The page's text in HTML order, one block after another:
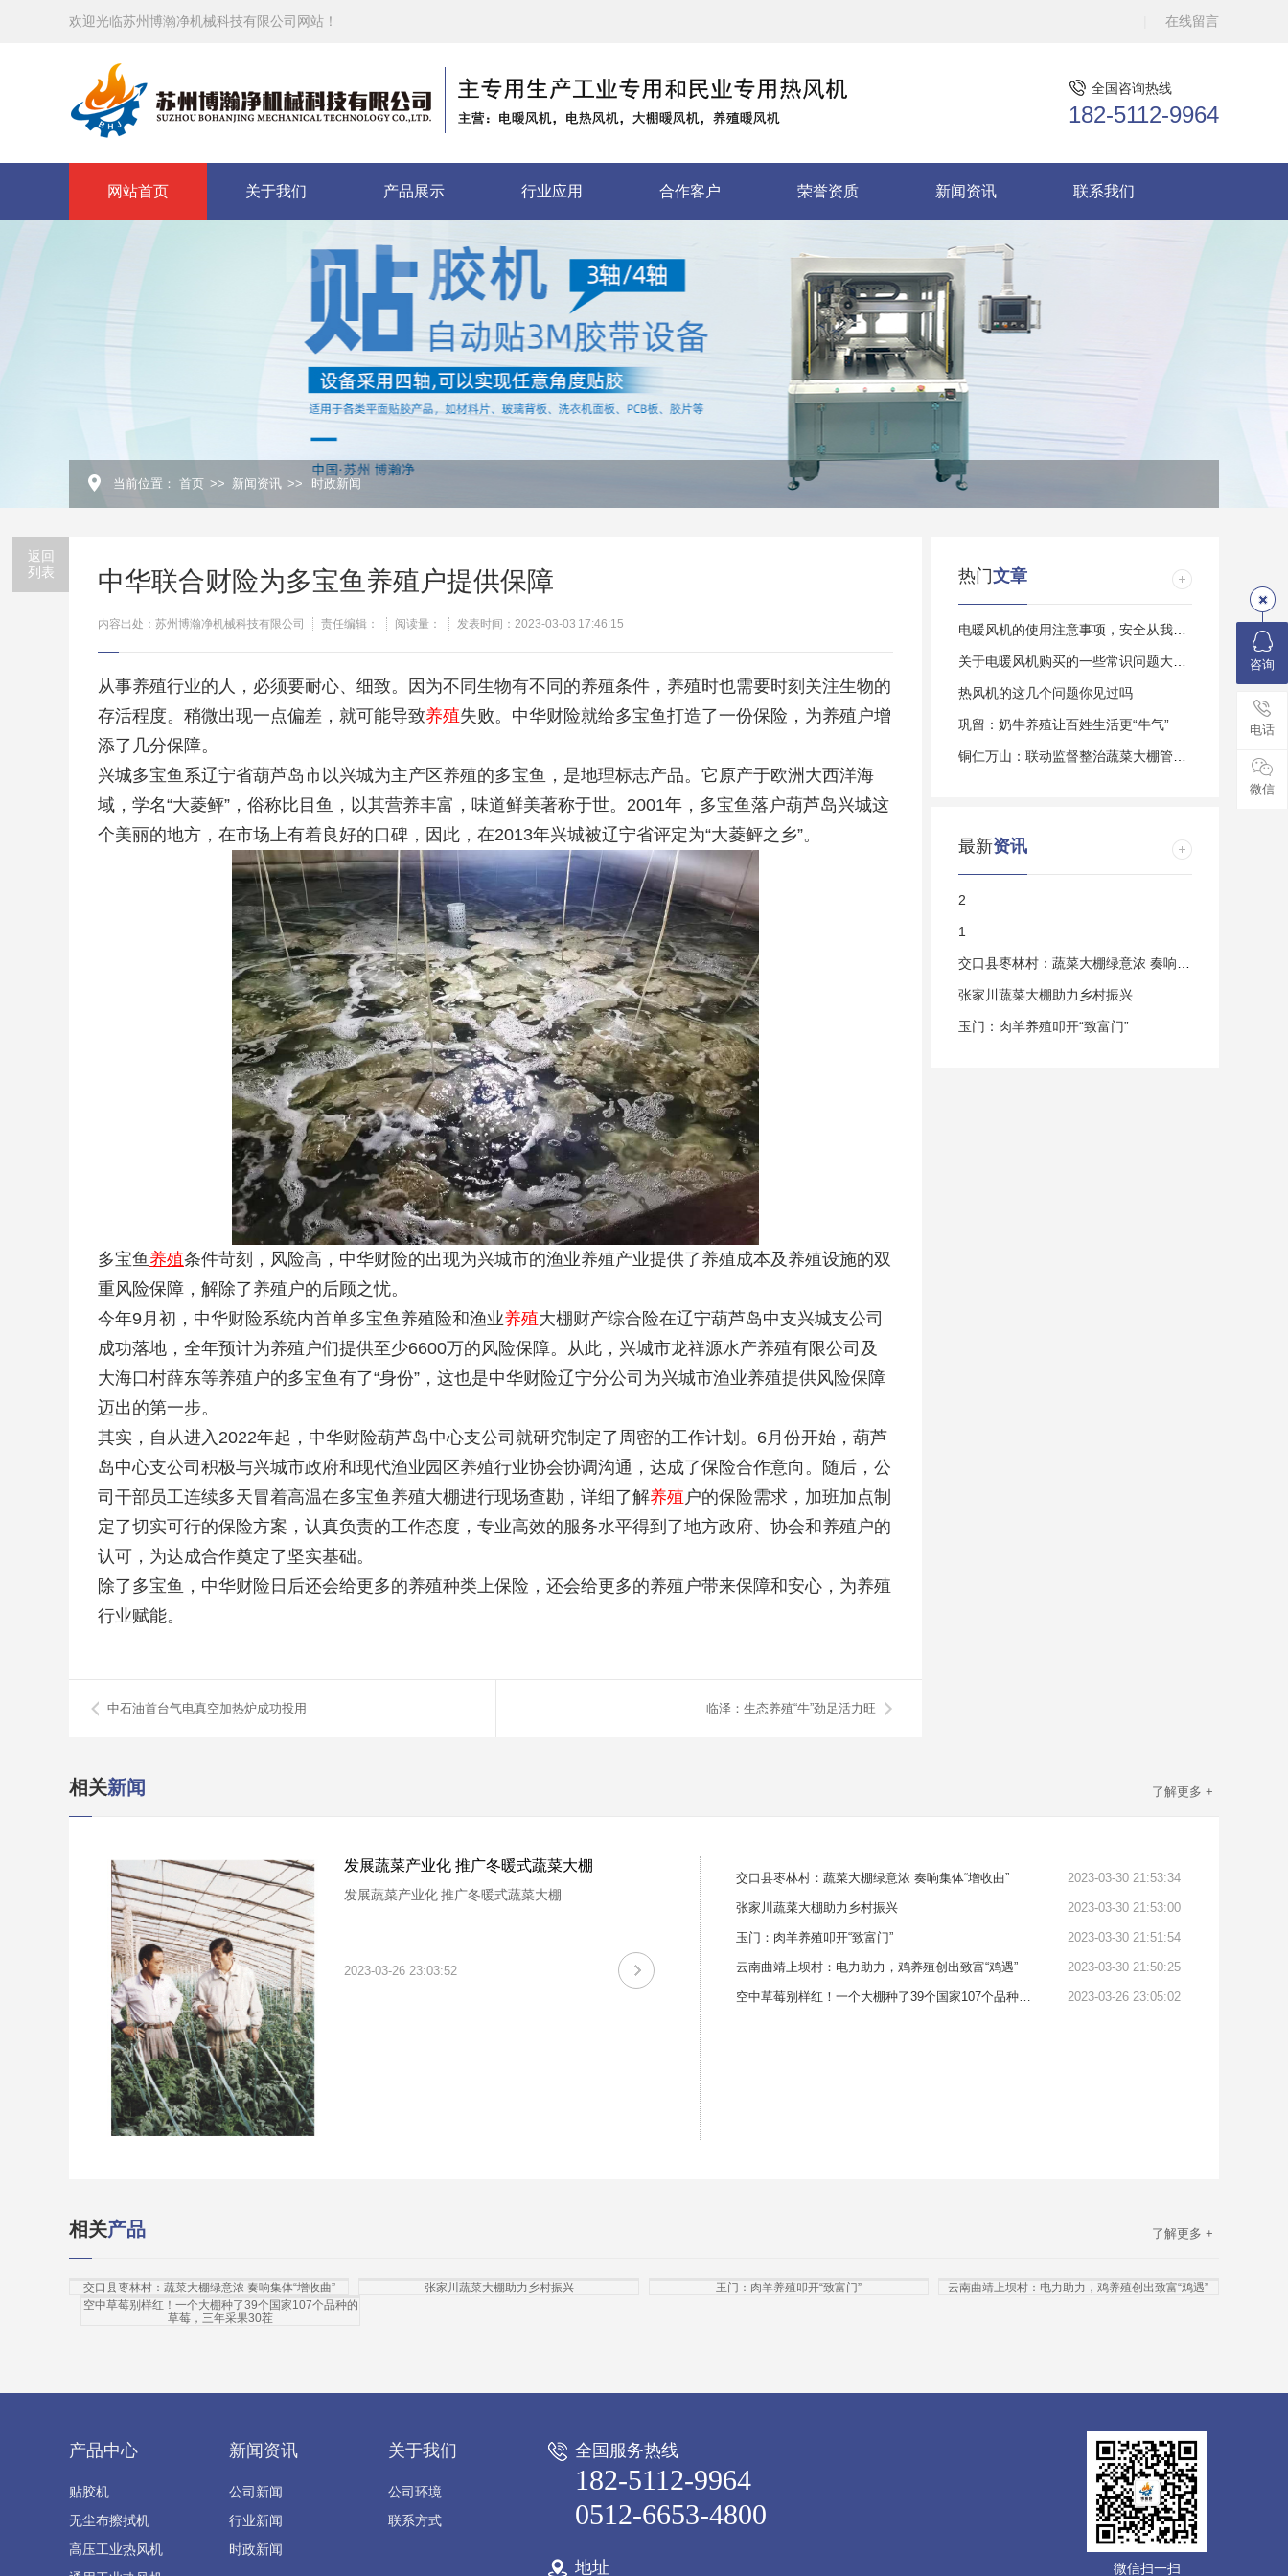
欢迎光临苏州博瀚净机械科技有限公司网站！ 在线留言
全国咨询热线
182-5112-9964
网站首页 关于我们 产品展示 行业应用 合作客户 荣誉资质 新闻资讯 联系我们
当前位置： 首页 >> 新闻资讯 >> 时政新闻
返回
列表
中华联合财险为多宝鱼养殖户提供保障
内容出处：苏州博瀚净机械科技有限公司 责任编辑： 阅读量： 发表时间：2023-03-03 17:46:15
从事养殖行业的人，必须要耐心、细致。因为不同生物有不同的养殖条件，养殖时也需要时刻关注生物的
存活程度。稍微出现一点偏差，就可能导致养殖失败。中华财险就给多宝鱼打造了一份保险，为养殖户增
添了几分保障。
兴城多宝鱼系辽宁省葫芦岛市以兴城为主产区养殖的多宝鱼，是地理标志产品。它原产于欧洲大西洋海
域，学名“大菱鲆”，俗称比目鱼，以其营养丰富，味道鲜美著称于世。2001年，多宝鱼落户葫芦岛兴城这
个美丽的地方，在市场上有着良好的口碑，因此，在2013年兴城被辽宁省评定为“大菱鲆之乡”。
多宝鱼 养殖条件苛刻，风险高，中华财险的出现为兴城市的渔业养殖产业提供了养殖成本及养殖设施的双
重风险保障，解除了养殖户的后顾之忧。
今年9月初，中华财险系统内首单多宝鱼养殖险和渔业养殖大棚财产综合险在辽宁葫芦岛中支兴城支公司
成功落地，全年预计为养殖户们提供至少6600万的风险保障。从此，兴城市龙祥源水产养殖有限公司及
大海口村薛东等养殖户的多宝鱼有了“身份”，这也是中华财险辽宁分公司为兴城市渔业养殖提供风险保障
迈出的第一步。
其实，自从进入2022年起，中华财险葫芦岛中心支公司就研究制定了周密的工作计划。6月份开始，葫芦
岛中心支公司积极与兴城市政府和现代渔业园区养殖行业协会协调沟通，达成了保险合作意向。随后，公
司干部员工连续多天冒着高温在多宝鱼养殖大棚进行现场查勘，详细了解养殖 户的保险需求，加班加点制
定了切实可行的保险方案，认真负责的工作态度，专业高效的服务水平得到了地方政府、协会和养殖户的
认可，为达成合作奠定了坚实基础。
除了多宝鱼，中华财险日后还会给更多的养殖种类上保险，还会给更多的养殖户带来保障和安心，为养殖
行业赋能。
中石油首台气电真空加热炉成功投用 临泽：生态养殖“牛”劲足活力旺
热门文章
热风机的这几个问题你见过吗
巩留：奶牛养殖让百姓生活更“牛气”
最新资讯
2
1
张家川蔬菜大棚助力乡村振兴
玉门：肉羊养殖叩开“致富门”
相关新闻 了解更多 +
发展蔬菜产业化 推广冬暖式蔬菜大棚
发展蔬菜产业化 推广冬暖式蔬菜大棚
2023-03-26 23:03:52
交口县枣林村：蔬菜大棚绿意浓 奏响集体“增收曲” 2023-03-30 21:53:34
张家川蔬菜大棚助力乡村振兴 2023-03-30 21:53:00
玉门：肉羊养殖叩开“致富门” 2023-03-30 21:51:54
云南曲靖上坝村：电力助力，鸡养殖创出致富“鸡遇” 2023-03-30 21:50:25
空中草莓别样红！一个大棚种了39个国家107个品种的草莓，三年采果30茬 2023-03-26 23:05:02
相关产品 了解更多 +
交口县枣林村：蔬菜大棚绿意浓 奏响集体“增收曲” 张家川蔬菜大棚助力乡村振兴 玉门：肉羊养殖叩开“致富门”
云南曲靖上坝村：电力助力，鸡养殖创出致富“鸡遇”
空中草莓别样红！一个大棚种了39个国家107个品种的
草莓，三年采果30茬
产品中心
贴胶机
无尘布擦拭机
高压工业热风机
新闻资讯
公司新闻
行业新闻
时政新闻
关于我们
公司环境
联系方式
全国服务热线
182-5112-9964
0512-6653-4800
地址 微信扫一扫
咨询
电话
微信